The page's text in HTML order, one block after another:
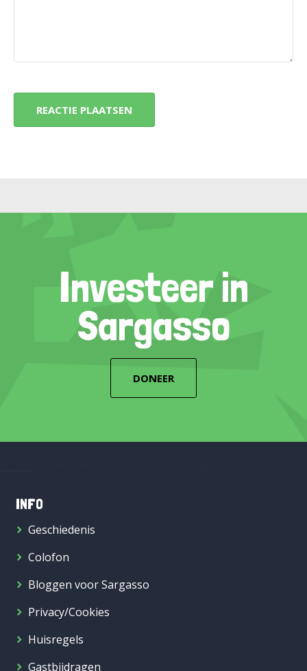
Investeer in
Sargasso
DONEER
INFO
Geschiedenis
Colofon
Bloggen voor Sargasso
Privacy/Cookies
Huisregels
Gastbijdragen